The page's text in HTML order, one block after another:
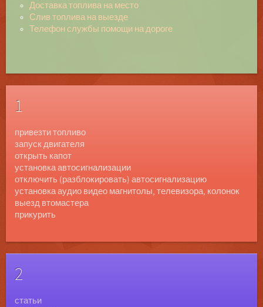
Доставка топлива на место
Слив топлива на выезде
Телефон службы помощи на дороге
1
привезти топливо
запуск двигателя
открыть капот
установка автосигнализации
отключить (разблокировать) автосигнализацию
установка аудио видео магнитолы, телевизора, колонок
выезд втомастера
прикурить
2
статьи